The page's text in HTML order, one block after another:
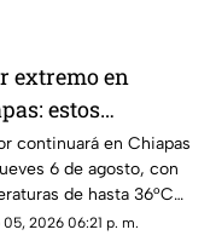
extremo en
estos
alcanzarán
36°C este jueves
continuará en Chiapas
6 de agosto, con
de hasta 36°C
municipios y
2026 06:21 p. m.